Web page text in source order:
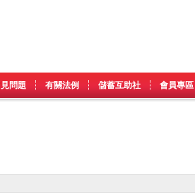
問題 有關法例 儲蓄互助社 會員專區